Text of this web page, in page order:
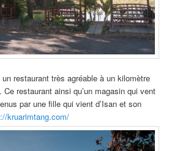
restaurant très agréable à un kilomètre
restaurant ainsi qu’un magasin qui vent
par une fille qui vient d’Isan et son
kruarimtang.com/